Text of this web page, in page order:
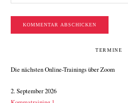
TERMINE
Die nächsten Online-Trainings über Zoom
2. September 2026